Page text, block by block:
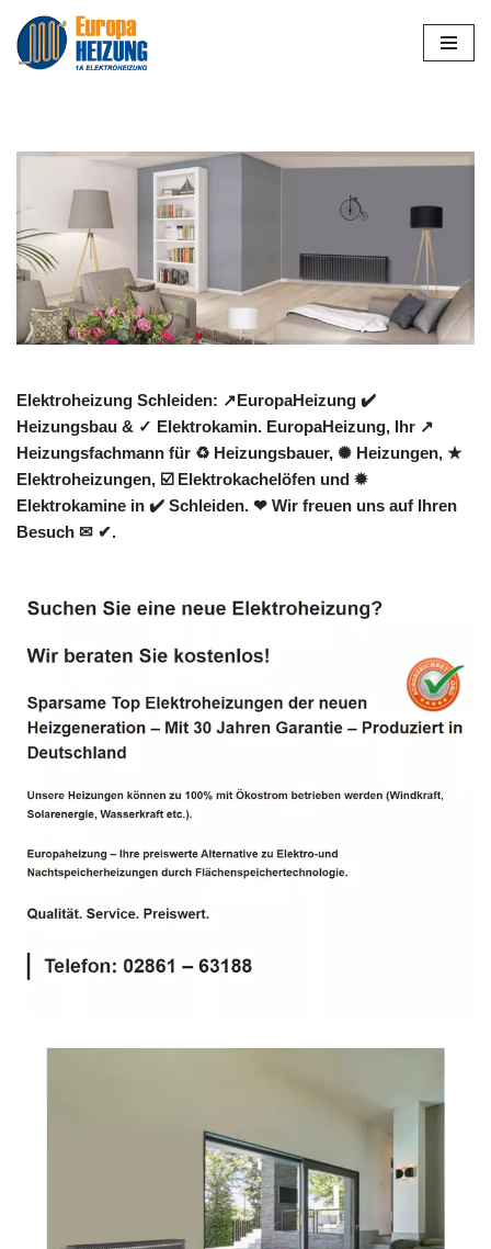
Zum
Elektroheizung Schleiden: ↗️EuropaHeizung ✔️
Heizungsbau & ✓ Elektrokamin. EuropaHeizung, Ihr ↗️
Heizungsfachmann für ♻ Heizungsbauer, ✺ Heizungen, ★
Elektroheizungen, ☑️ Elektrokachelöfen und ✹
Elektrokamine in ✔️ Schleiden. ❤ Wir freuen uns auf Ihren
Besuch ✉ ✔.